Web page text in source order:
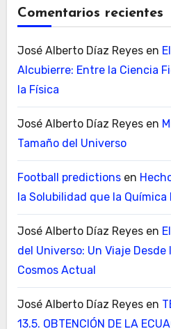
Comentarios recientes
José Alberto Díaz Reyesen
Alcubierre: Entre la Ciencia
la Física
José Alberto Díaz Reyesen
Tamaño del Universo
Football predictionsen
la Solubilidad que la Química
José Alberto Díaz Reyesen
del Universo: Un Viaje
Cosmos Actual
José Alberto Díaz Reyesen
13.5. OBTENCIÓN DE LA